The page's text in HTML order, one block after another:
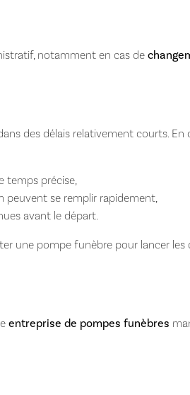
notamment en cas de
des délais relativement courts.
temps précise,
peuvent se remplir rapidement,
avant le départ.
une pompe funèbre pour lancer les
entreprise de pompes funèbres